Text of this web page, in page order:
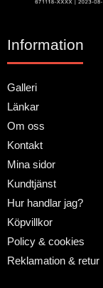
Information
Galleri
Länkar
Om oss
Kontakt
Mina sidor
Kundtjänst
Hur handlar jag?
Köpvillkor
Policy & cookies
Reklamation & retur